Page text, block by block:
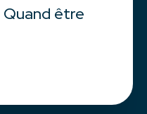
Quand être